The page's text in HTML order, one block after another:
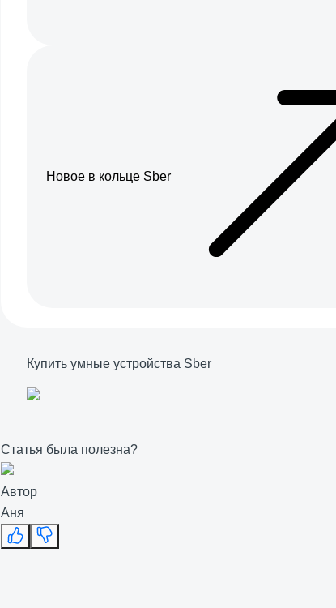
Новое в кольце Sber
Купить умные устройства Sber
Статья была полезна?
Автор
Аня